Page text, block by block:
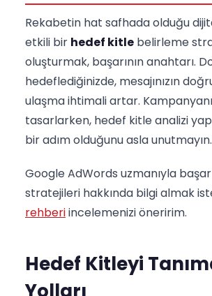
Rekabetin hat safhada olduğu
etkili bir hedef kitle belirleme
oluşturmak, başarının anahtarı.
hedeflediğinizde, mesajınızın
ulaşma ihtimali artar.
tasarlarken, hedef kitle analizi
bir adım olduğunu asla unutmayın.
Google AdWords uzmanıyla
stratejileri hakkında bilgi almak
rehberiincelemenizi öneririm.
Hedef Kitleyi
Yolları